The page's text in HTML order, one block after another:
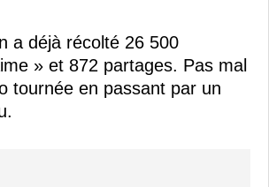
a déjà récolté 26 500
» et 872 partages. Pas mal
tournée en passant par un